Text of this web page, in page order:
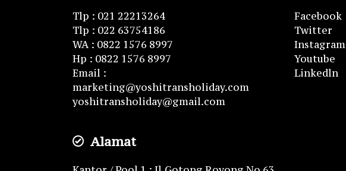
Tlp : 021 22213264
Tlp : 022 63754186
WA : 0822 1576 8997
Hp : 0822 1576 8997
Email :
marketing@yoshitransholiday.com
yoshitransholiday@gmail.com
Alamat
Facebook
Twitter
Instagram
Youtube
Linkedln